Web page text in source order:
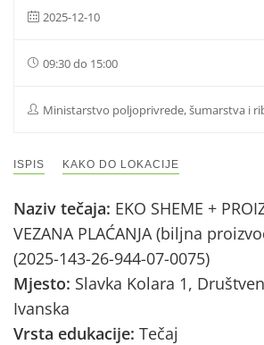
2025-12-10
09:30 do 15:00
Ministarstvo poljoprivrede, šumarstva i
ISPIS KAKO DO LOKACIJE
Naziv tečaja: EKO SHEME +
VEZANA PLAĆANJA (biljna
(2025-143-26-944-07-0075)
Mjesto: Slavka Kolara 1,
Ivanska
Vrsta edukacije: Tečaj